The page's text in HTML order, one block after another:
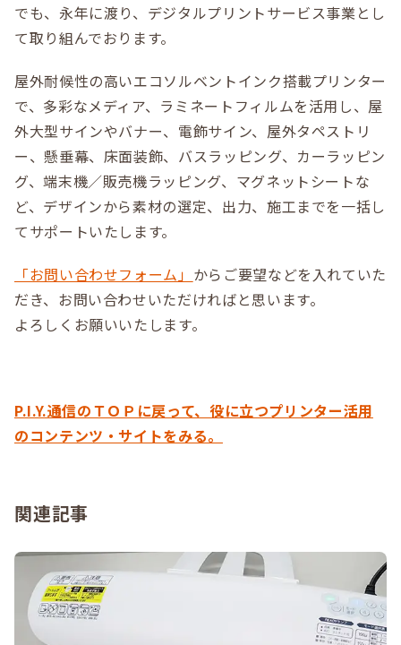
でも、永年に渡り、デジタルプリントサービス事業とし
て取り組んでおります。
屋外耐候性の高いエコソルベントインク搭載プリンター
で、多彩なメディア、ラミネートフィルムを活用し、屋
外大型サインやバナー、電飾サイン、屋外タペストリ
ー、懸垂幕、床面装飾、バスラッピング、カーラッピン
グ、端末機／販売機ラッピング、マグネットシートな
ど、デザインから素材の選定、出力、施工までを一括し
てサポートいたします。
「お問い合わせフォーム」 からご要望などを入れていた
だき、お問い合わせいただければと思います。
よろしくお願いいたします。
P.I.Y.通信のＴＯＰに戻って、役に立つプリンター活用
のコンテンツ・サイトをみる。
関連記事